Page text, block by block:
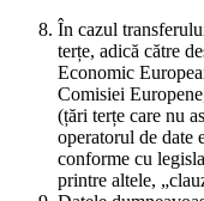
În cazul
terțe, adică către
Economic
Comisiei
(țări terțe care nu
operatorul de date
conforme cu
printre altele,